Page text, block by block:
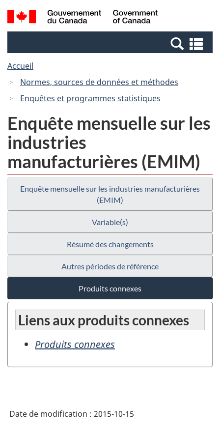
Passer
au
Passer
à
Canada
Recherche
et
et
Accueil
Normes, sources de données et méthodes
Enquêtes et programmes statistiques
Enquête mensuelle sur les
industries
manufacturières (EMIM)
Enquête mensuelle sur les industries manufacturières
(EMIM)
Variable(s)
Résumé des changements
Autres périodes de référence
Produits connexes
Liens aux produits connexes
Produits connexes
Date de modification : 2015-10-15